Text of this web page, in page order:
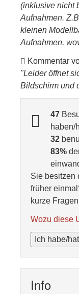
(inklusive nicht
Aufnahmen.
kleinen
Aufnahmen,
Kommentar
"Leider öffnet
Bildschirm und
47
haben/
32
83%
Sie besitzen
früher
kurze
Wozu diese
Ich habe/
Info